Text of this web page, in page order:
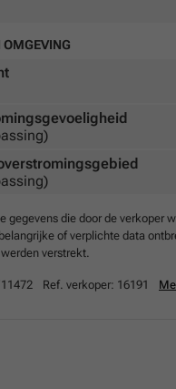
OMGEVING
gegevens die door de verkoper
of verplichte data
verstrekt.
Ref. verkoper: 16191